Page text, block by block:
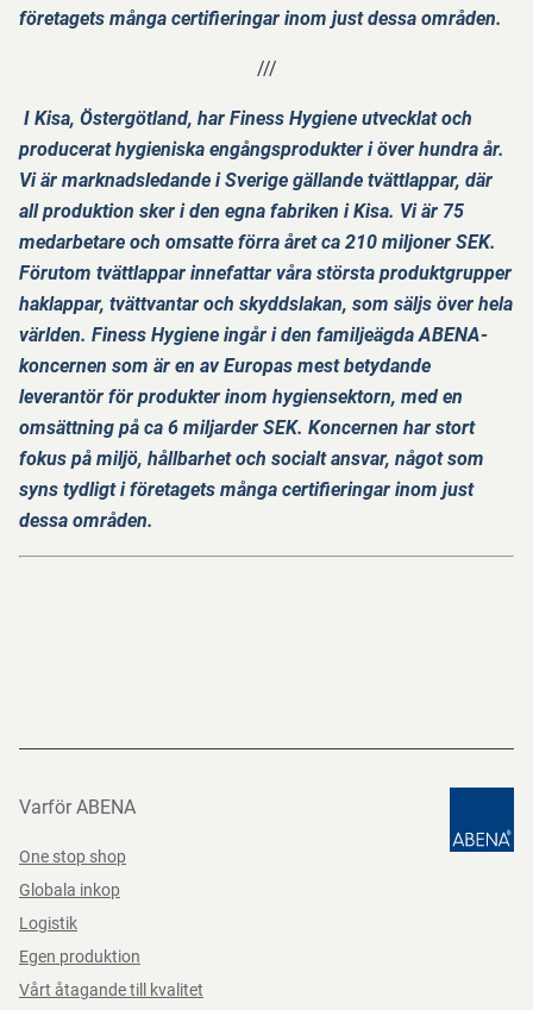
företagets många certifieringar inom just dessa områden.
///
I Kisa, Östergötland, har Finess Hygiene utvecklat och
producerat hygieniska engångsprodukter i över hundra år.
Vi är marknadsledande i Sverige gällande tvättlappar, där
all produktion sker i den egna fabriken i Kisa. Vi är 75
medarbetare och omsatte förra året ca 210 miljoner SEK.
Förutom tvättlappar innefattar våra största produktgrupper
haklappar, tvättvantar och skyddslakan, som säljs över hela
världen. Finess Hygiene ingår i den familjeägda ABENA-
koncernen som är en av Europas mest betydande
leverantör för produkter inom hygiensektorn, med en
omsättning på ca 6 miljarder SEK. Koncernen har stort
fokus på miljö, hållbarhet och socialt ansvar, något som
syns tydligt i företagets många certifieringar inom just
dessa områden.
Varför ABENA
One stop shop
Globala inkop
Logistik
Egen produktion
Vårt åtagande till kvalitet